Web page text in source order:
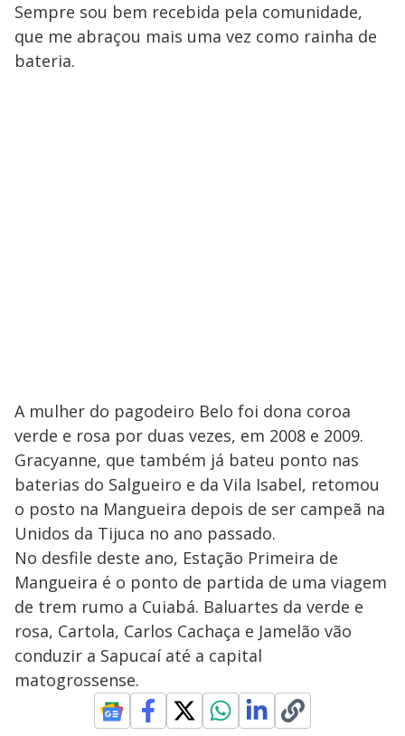
Sempre sou bem recebida pela comunidade,
que me abraçou mais uma vez como rainha de
bateria.
A mulher do pagodeiro Belo foi dona coroa
verde e rosa por duas vezes, em 2008 e 2009.
Gracyanne, que também já bateu ponto nas
baterias do Salgueiro e da Vila Isabel, retomou
o posto na Mangueira depois de ser campeã na
Unidos da Tijuca no ano passado.
No desfile deste ano, Estação Primeira de
Mangueira é o ponto de partida de uma viagem
de trem rumo a Cuiabá. Baluartes da verde e
rosa, Cartola, Carlos Cachaça e Jamelão vão
conduzir a Sapucaí até a capital
matogrossense.